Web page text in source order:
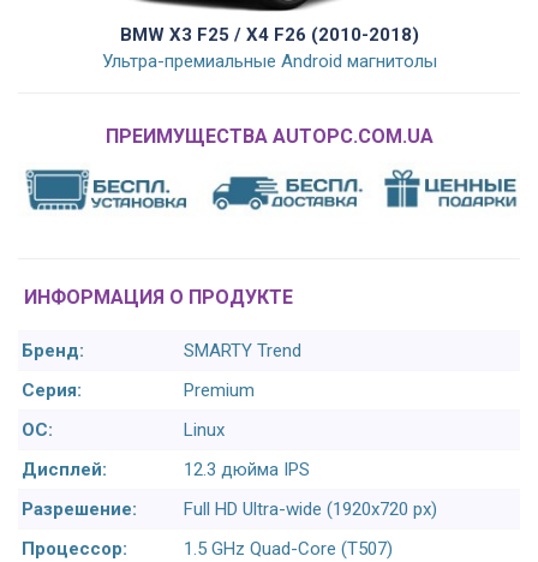
BMW X3 F25 / X4 F26 (2010-2018)
Ультра-премиальные Android магнитолы
ПРЕИМУЩЕСТВА AUTOPC.COM.UA
ИНФОРМАЦИЯ О ПРОДУКТЕ
Бренд:
SMARTY Trend
Серия:
Premium
ОС:
Linux
Дисплей:
12.3 дюйма IPS
Разрешение:
Full HD Ultra-wide (1920x720 px)
Процессор:
1.5 GHz Quad-Core (T507)